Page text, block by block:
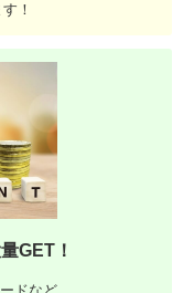
！
GET！